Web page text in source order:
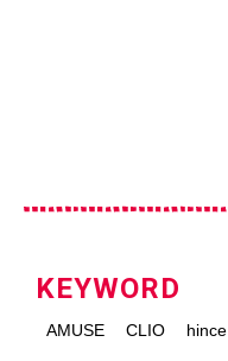
KEYWORD
AMUSE CLIO hince